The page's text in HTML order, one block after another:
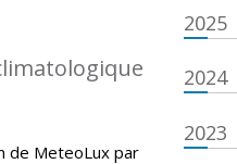
de MeteoLux par
2025
2024
2023